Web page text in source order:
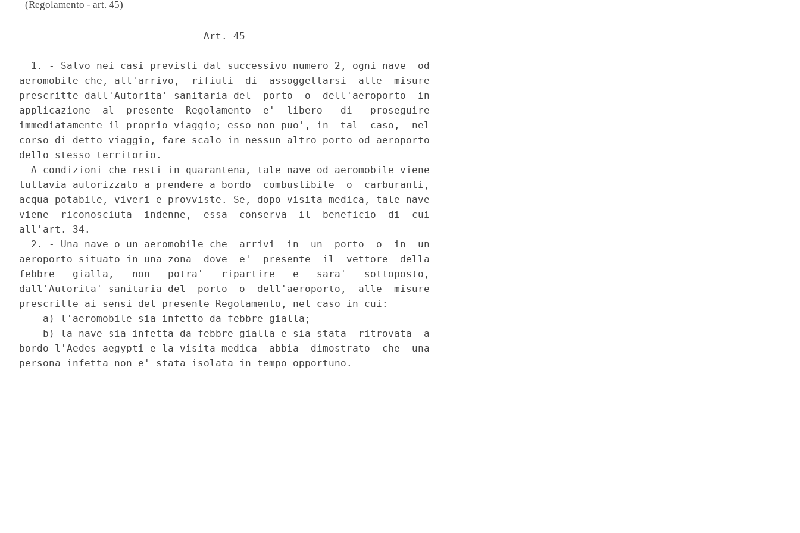
(Regolamento - art. 45)
                               Art. 45
  1. - Salvo nei casi previsti dal successivo numero 2, ogni nave  od
aeromobile che, all'arrivo,  rifiuti  di  assoggettarsi  alle  misure
prescritte dall'Autorita' sanitaria del  porto  o  dell'aeroporto  in
applicazione  al  presente  Regolamento  e'  libero   di   proseguire
immediatamente il proprio viaggio; esso non puo', in  tal  caso,  nel
corso di detto viaggio, fare scalo in nessun altro porto od aeroporto
dello stesso territorio.
  A condizioni che resti in quarantena, tale nave od aeromobile viene
tuttavia autorizzato a prendere a bordo  combustibile  o  carburanti,
acqua potabile, viveri e provviste. Se, dopo visita medica, tale nave
viene  riconosciuta  indenne,  essa  conserva  il  beneficio  di  cui
all'art. 34.
  2. - Una nave o un aeromobile che  arrivi  in  un  porto  o  in  un
aeroporto situato in una zona  dove  e'  presente  il  vettore  della
febbre   gialla,   non   potra'   ripartire   e   sara'   sottoposto,
dall'Autorita' sanitaria del  porto  o  dell'aeroporto,  alle  misure
prescritte ai sensi del presente Regolamento, nel caso in cui:
    a) l'aeromobile sia infetto da febbre gialla;
    b) la nave sia infetta da febbre gialla e sia stata  ritrovata  a
bordo l'Aedes aegypti e la visita medica  abbia  dimostrato  che  una